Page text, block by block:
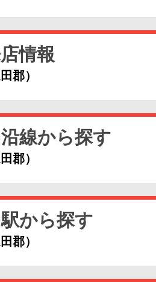
情報
郡）
線から探す
郡）
から探す
郡）